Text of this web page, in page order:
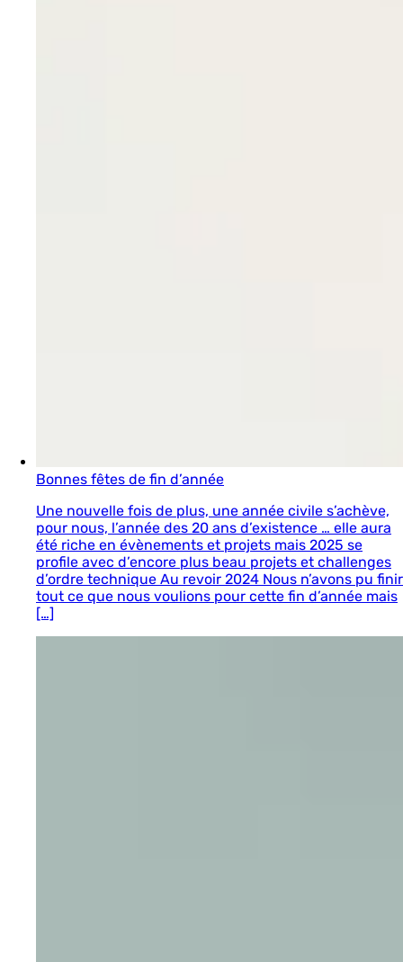
Bonnes fêtes de fin d’année
Une nouvelle fois de plus, une année civile s’achève,
pour nous, l’année des 20 ans d’existence … elle aura
été riche en évènements et projets mais 2025 se
profile avec d’encore plus beau projets et challenges
d’ordre technique Au revoir 2024 Nous n’avons pu finir
tout ce que nous voulions pour cette fin d’année mais
[…]